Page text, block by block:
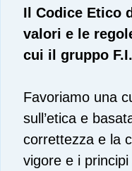
Il Codice Etico
valori e le
cui il gruppo
Favoriamo una
sull’etica e
correttezza e la
vigore e i